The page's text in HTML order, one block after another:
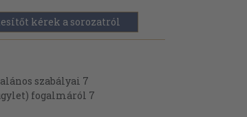
kérek a sorozatról
szabályai 7
fogalmáról 7